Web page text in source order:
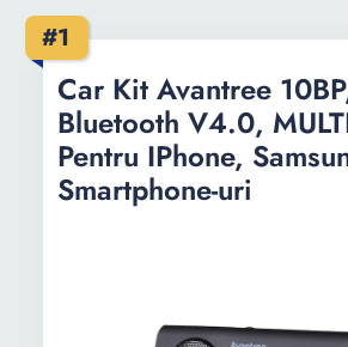
#1
Car Kit Avantree
Bluetooth V4.0,
Pentru IPhone,
Smartphone-uri
Argintiu, X7
Car Kit Bluetooth V5.0 EDR,
point, Auto connect
Car Kit Xblitz X600
sistem handsfree portabil cu
Informații